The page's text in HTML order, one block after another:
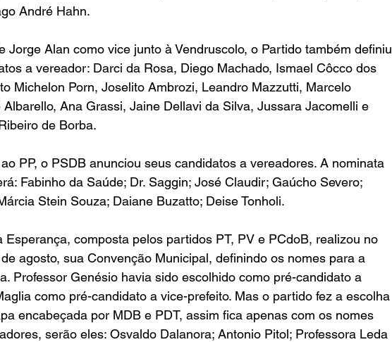
André Hahn.
Jorge Alan como vice junto à Vendruscolo, o Partido também definiu
a vereador: Darci da Rosa, Diego Machado, Ismael Côcco dos
Michelon Porn, Joselito Ambrozi, Leandro Mazzutti, Marcelo
Albarello, Ana Grassi, Jaine Dellavi da Silva, Jussara Jacomelli e
de Borba.
PP, o PSDB anunciou seus candidatos a vereadores. A nominata
Fabinho da Saúde; Dr. Saggin; José Claudir; Gaúcho Severo;
Stein Souza; Daiane Buzatto; Deise Tonholi.
Esperança, composta pelos partidos PT, PV e PCdoB, realizou no
agosto, sua Convenção Municipal, definindo os nomes para a
Professor Genésio havia sido escolhido como pré-candidato a
como pré-candidato a vice-prefeito. Mas o partido fez a escolha
encabeçada por MDB e PDT, assim fica apenas com os nomes
serão eles: Osvaldo Dalanora; Antonio Pitol; Professora Leda